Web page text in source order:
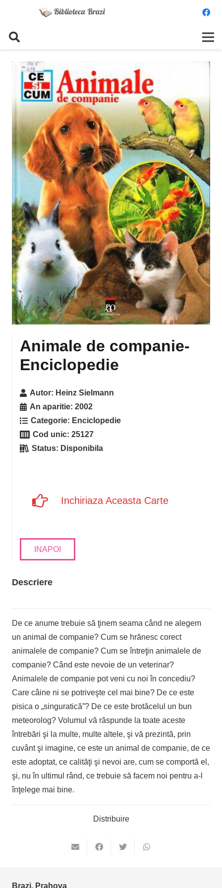
Animale de companie-
Enciclopedie
Autor: Heinz Sielmann
An aparitie:2002
Categorie: Enciclopedie
Cod unic:25127
Status: Disponibila
Inchiriaza Aceasta Carte
INAPOI
Descriere
De ce anume trebuie să ţinem seama când ne alegem
un animal de companie? Cum se hrănesc corect
animalele de companie? Cum se întreţin animalele de
companie? Când este nevoie de un veterinar?
Animalele de companie pot veni cu noi în concediu?
Care câine ni se potriveşte cel mai bine? De ce este
pisica o „singuratică”? De ce este brotăcelul un bun
meteorolog? Volumul vă răspunde la toate aceste
întrebări şi la multe, multe altele, şi vă prezintă, prin
cuvânt şi imagine, ce este un animal de companie, de ce
este adoptat, ce calităţi şi nevoi are, cum se comportă el,
şi, nu în ultimul rând, ce trebuie să facem noi pentru a-l
înţelege mai bine.
Distribuire
Brazi, Prahova